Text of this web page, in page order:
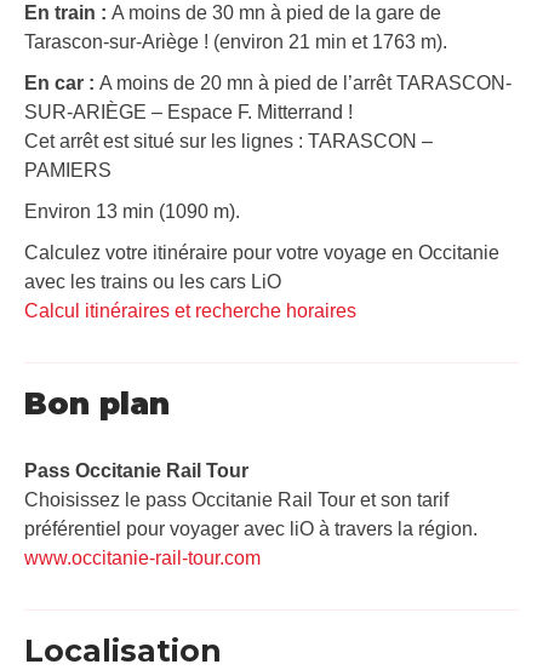
En train : A moins de 30 mn à pied de la gare de
Tarascon-sur-Ariège ! (environ 21 min et 1763 m).
En car : A moins de 20 mn à pied de l’arrêt TARASCON-
SUR-ARIÈGE – Espace F. Mitterrand !
Cet arrêt est situé sur les lignes : TARASCON –
PAMIERS
Environ 13 min (1090 m).
Calculez votre itinéraire pour votre voyage en Occitanie
avec les trains ou les cars LiO
Calcul itinéraires et recherche horaires
Bon plan
Pass Occitanie Rail Tour​
Choisissez le pass Occitanie Rail Tour et son tarif
préférentiel pour voyager avec liO à travers la région.
www.occitanie-rail-tour.com
Localisation